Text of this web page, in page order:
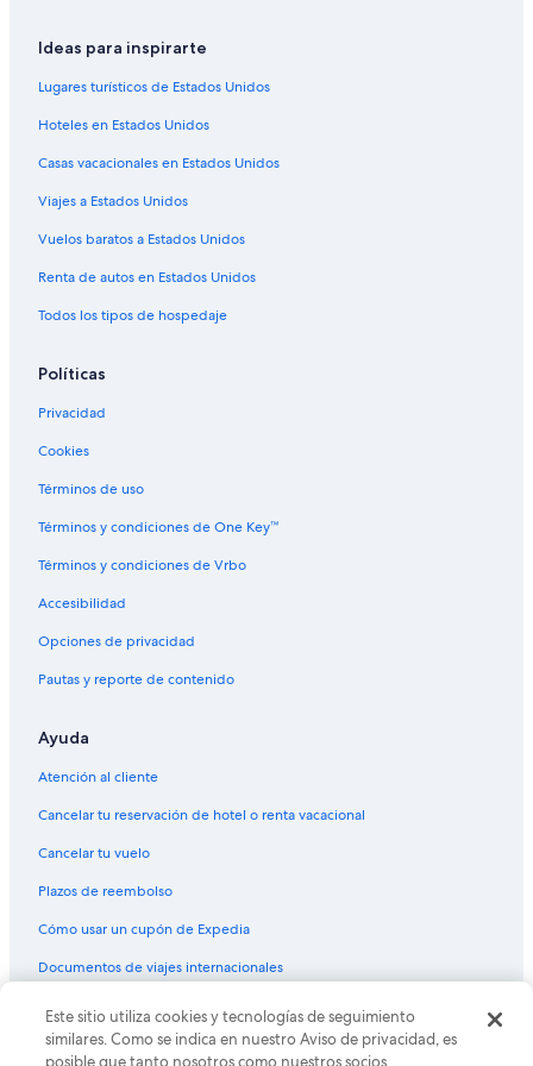
Hoteles históricos en Isla de Vieques
Hoteles románticos en Isla de Vieques
Hoteles boutique en Isla de Vieques
Hoteles con bar en Isla de Vieques
Hoteles con desayuno incluido en Isla de Vieques
Hoteles con vista al mar en Isla de Vieques
Hoteles para bodas en Isla de Vieques
Hoteles que aceptan mascotas en Isla de Vieques
Hoteles en Isla de Vieques
Villas en Isla de Vieques
Hoteles en Bravos de Boston
Hoteles cerca de Puerto de Isabel Segunda
Ideas para inspirarte
Lugares turísticos de Estados Unidos
Hoteles en Estados Unidos
Casas vacacionales en Estados Unidos
Viajes a Estados Unidos
Vuelos baratos a Estados Unidos
Renta de autos en Estados Unidos
Todos los tipos de hospedaje
Políticas
Privacidad
Cookies
Términos de uso
Términos y condiciones de One Key™
Términos y condiciones de Vrbo
Accesibilidad
Opciones de privacidad
Pautas y reporte de contenido
Ayuda
Atención al cliente
Cancelar tu reservación de hotel o renta vacacional
Cancelar tu vuelo
Plazos de reembolso
Cómo usar un cupón de Expedia
Documentos de viajes internacionales
© 2026 Expedia, Inc., una empresa de Expedia Group. Todos los
derechos reservados. Expedia y el logo de Expedia son marcas
registradas o marcas comerciales de Expedia, Inc. CST# 2029030-50.
Este sitio utiliza cookies y tecnologías de seguimiento
similares. Como se indica en nuestro Aviso de privacidad, es
posible que tanto nosotros como nuestros socios